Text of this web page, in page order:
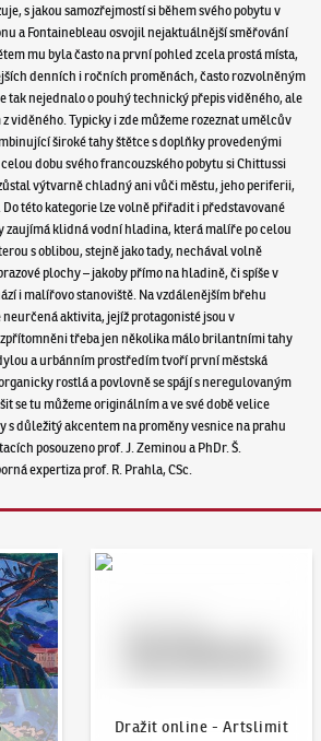
s jakou samozřejmostí si během svého pobytu v
a Fontainebleau osvojil nejaktuálnější směřování
mu byla často na první pohled zcela prostá místa,
denních i ročních proměnách, často rozvolněným
tak nejednalo o pouhý technický přepis viděného, ale
viděného. Typicky i zde můžeme rozeznat umělcův
široké tahy štětce s doplňky provedenými
dobu svého francouzského pobytu si Chittussi
výtvarně chladný ani vůči městu, jeho periferii,
této kategorie lze volně přiřadit i představované
zaujímá klidná vodní hladina, která malíře po celou
s oblibou, stejně jako tady, nechával volně
plochy – jakoby přímo na hladině, či spíše v
i malířovo stanoviště. Na vzdálenějším břehu
aktivita, jejíž protagonisté jsou v
třeba jen několika málo brilantními tahy
a urbánním prostředím tvoří první městská
rostlá a povlovně se spájí s neregulovaným
se tu můžeme originálním a ve své době velice
s důležitý akcentem na proměny vesnice na prahu
posouzeno prof. J. Zeminou a PhDr. Š.
expertiza prof. R. Prahla, CSc.
Dražit online - Artslimit
Dražit online - Artslimit